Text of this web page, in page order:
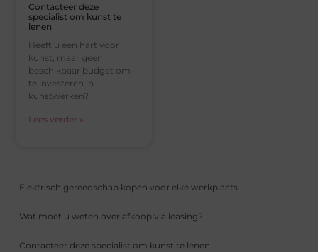
Contacteer deze
specialist om kunst te
lenen
Heeft u een hart voor
kunst, maar geen
beschikbaar budget om
te investeren in
kunstwerken?
Lees verder »
Elektrisch gereedschap kopen voor elke werkplaats
Wat moet u weten over afkoop via leasing?
Contacteer deze specialist om kunst te lenen